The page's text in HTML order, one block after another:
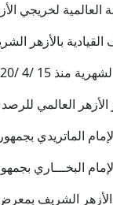
لخريجي الأزهر
الشريف منذ مايو 2019م
15 /4 /2020م.
للرصد والفتوى
بجمهورية
بجمهورية